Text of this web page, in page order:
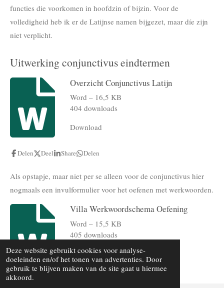
Deze website gebruikt cookies voor analyse-
doeleinden en/of het tonen van advertenties. Door
gebruik te blijven maken van de site gaat u hiermee
akkoord.
functies die voorkomen in hoofdzin of bijzin. Voor de
volledigheid heb ik er de Latijnse namen bijgezet, maar díe zijn
niet verplicht.
Uitwerking conjunctivus eindtermen
Overzicht Conjunctivus Latijn
Word – 16,5 KB
404 downloads
Download
Delen Deel Share Delen
Als opstapje, maar niet per se alleen voor de conjunctivus hier
nogmaals een invulformulier voor het oefenen met werkwoorden.
Villa Werkwoordschema Oefening
Word – 15,5 KB
405 downloads
Download